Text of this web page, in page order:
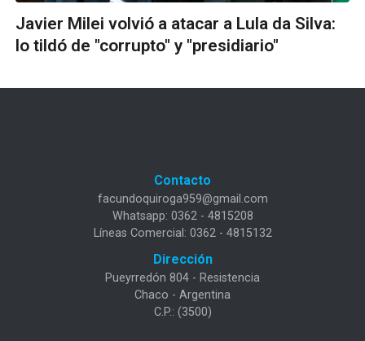
Javier Milei volvió a atacar a Lula da Silva:
lo tildó de "corrupto" y "presidiario"
Contacto
facundoquiroga959@gmail.com
Whatsapp: 0362 - 4815208
Líneas Comercial: 0362 - 4815132
Dirección
Pueyrredón 804 - Resistencia
Chaco - Argentina
C.P.: (3500)